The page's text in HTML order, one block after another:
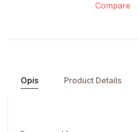
Compare
Opis Product Details